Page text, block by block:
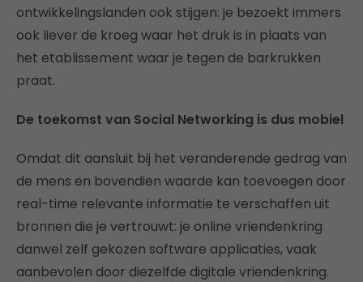
ontwikkelingslanden ook stijgen: je bezoekt immers
ook liever de kroeg waar het druk is in plaats van
het etablissement waar je tegen de barkrukken
praat.
De toekomst van Social Networking is dus mobiel
Omdat dit aansluit bij het veranderende gedrag van
de mens en bovendien waarde kan toevoegen door
real-time relevante informatie te verschaffen uit
bronnen die je vertrouwt: je online vriendenkring
danwel zelf gekozen software applicaties, vaak
aanbevolen door diezelfde digitale vriendenkring.